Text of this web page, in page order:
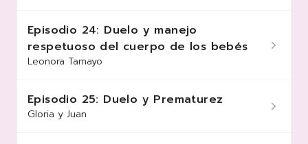
Episodio 24: Duelo y manejo
respetuoso del cuerpo de los bebés
Leonora Tamayo
Episodio 25: Duelo y Prematurez
Gloria y Juan